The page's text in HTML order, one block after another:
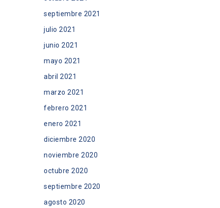
septiembre 2021
julio 2021
junio 2021
mayo 2021
abril 2021
marzo 2021
febrero 2021
enero 2021
diciembre 2020
noviembre 2020
octubre 2020
septiembre 2020
agosto 2020